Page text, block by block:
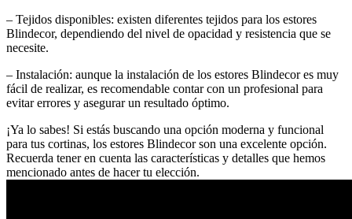
– Tejidos disponibles: existen diferentes tejidos para los estores
Blindecor, dependiendo del nivel de opacidad y resistencia que se
necesite.
– Instalación: aunque la instalación de los estores Blindecor es muy
fácil de realizar, es recomendable contar con un profesional para
evitar errores y asegurar un resultado óptimo.
¡Ya lo sabes! Si estás buscando una opción moderna y funcional
para tus cortinas, los estores Blindecor son una excelente opción.
Recuerda tener en cuenta las características y detalles que hemos
mencionado antes de hacer tu elección.